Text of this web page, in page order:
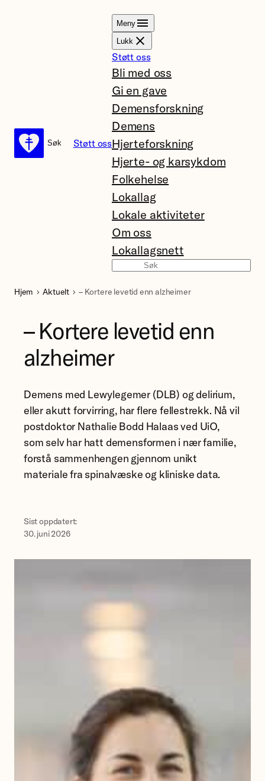
Søk
Søk Støtt oss
Meny
Lukk
Støtt oss
Bli med oss
Gi en gave
Demensforskning
Demens
Hjerteforskning
Hjerte- og karsykdom
Folkehelse
Lokallag
Lokale aktiviteter
Om oss
Lokallagsnett
Hjem Aktuelt – Kortere levetid enn alzheimer
– Kortere levetid enn
alzheimer
Demens med Lewylegemer (DLB) og delirium,
eller akutt forvirring, har flere fellestrekk. Nå vil
postdoktor Nathalie Bodd Halaas ved UiO,
som selv har hatt demensformen i nær familie,
forstå sammenhengen gjennom unikt
materiale fra spinalvæske og kliniske data.
Sist oppdatert:
30. juni 2026